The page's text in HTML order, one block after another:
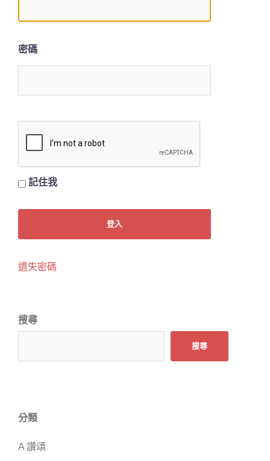
密碼
記住我
遺失密碼
搜尋
搜尋
分類
A 讚頌